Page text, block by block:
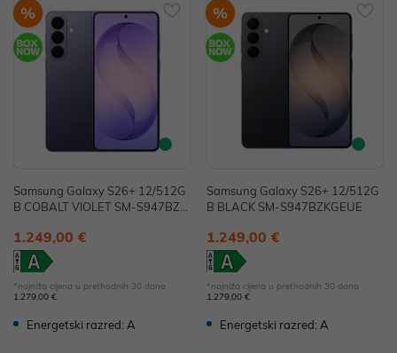
%
Samsung Galaxy S26+ 12/512G
B COBALT VIOLET SM-S947BZV
1.249,00 €
*najniža cijena u prethodnih 30 dana
1.279,00 €
Energetski razred: A
%
Samsung Galaxy S26+ 12/512G
B BLACK SM-S947BZKGEUE
1.249,00 €
*najniža cijena u prethodnih 30 dana
1.279,00 €
Energetski razred: A